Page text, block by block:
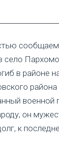
село
в районе
военной
он
к